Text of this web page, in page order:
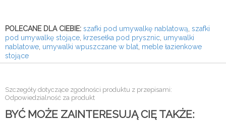
POLECANE DLA CIEBIE: szafki pod umywalkę nablatową szafki
pod umywalkę stojące krzesełka pod prysznic umywalki
nablatowe umywalki wpuszczane w blat meble łazienkowe
stojące
Szczegóły dotyczące zgodności produktu z przepisami:
Odpowiedzialność za produkt
BYĆ MOŻE ZAINTERESUJĄ CIĘ TAKŻE: